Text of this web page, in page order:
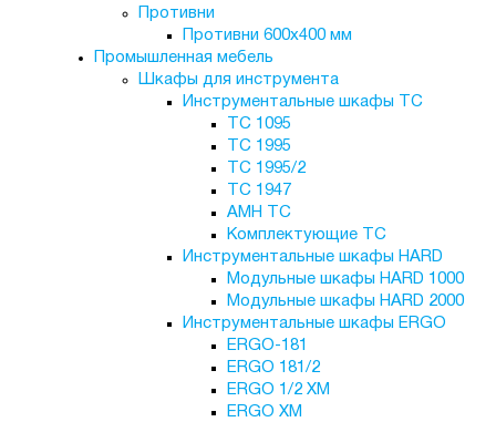
Противни
Противни 600х400 мм
Промышленная мебель
Шкафы для инструмента
Инструментальные шкафы TC
TC 1095
TC 1995
ТС 1995/2
TC 1947
AMH TC
Комплектующие ТС
Инструментальные шкафы HARD
Модульные шкафы HARD 1000
Модульные шкафы HARD 2000
Инструментальные шкафы ERGO
ERGO-181
ERGO 181/2
ERGO 1/2 XM
ERGO XM